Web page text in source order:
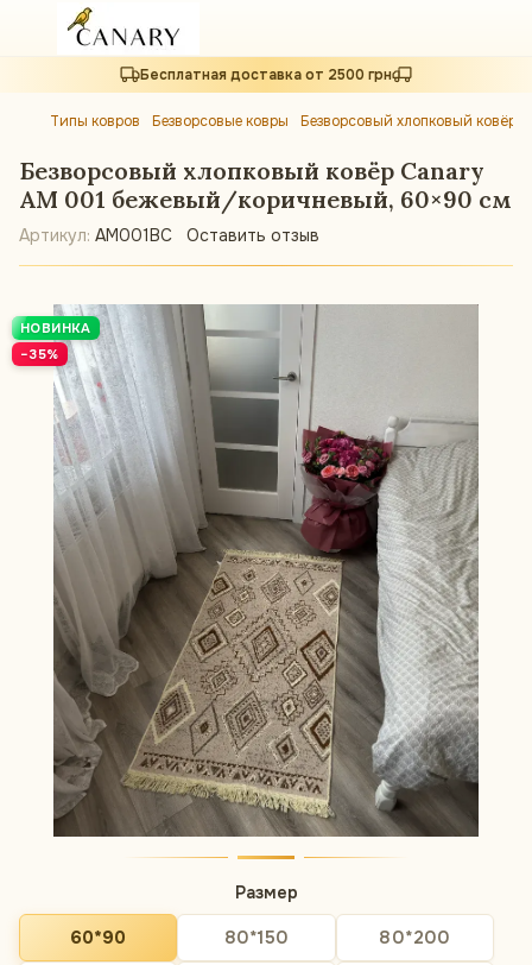
Бесплатная доставка от 2500 грн
Типы ковров Безворсовые ковры Безворсовый хлопковый
Безворсовый хлопковый ковёр Canary
AM 001 бежевый/коричневый, 60×90 см
Артикул: AM001BC Оставить отзыв
НОВИНКА
−35%
Размер
60*90 80*150
80*200